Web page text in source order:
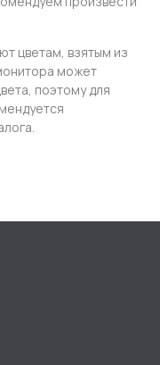
цветам, взятым из
может
поэтому для